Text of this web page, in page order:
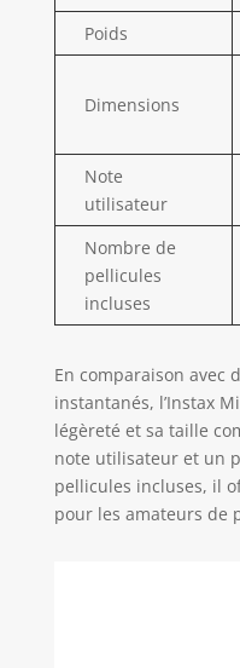
Poids
Dimensions
Note
utilisateur
Nombre de
pellicules
incluses
En comparaison avec
instantanés, l’Instax
légèreté et sa taille
note utilisateur et un
pellicules incluses, il
pour les amateurs de